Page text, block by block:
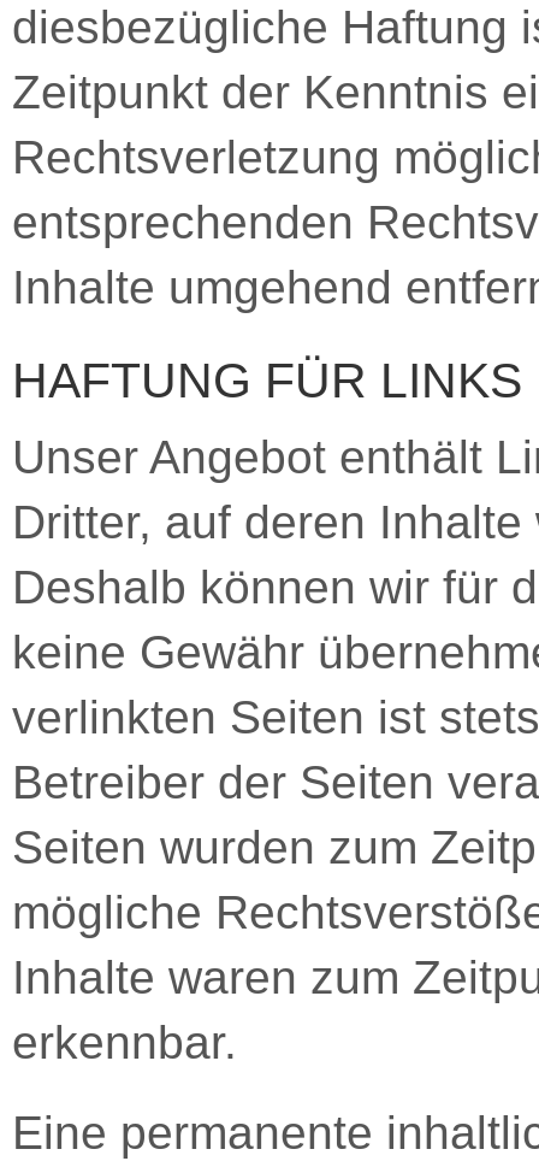
diesbezügliche Haftung
Zeitpunkt der Kenntnis
Rechtsverletzung
entsprechenden
Inhalte umgehend
HAFTUNG FÜR LINKS
Unser Angebot enthält
Dritter, auf deren
Deshalb können wir für
keine Gewähr
verlinkten Seiten ist
Betreiber der Seiten
Seiten wurden zum
mögliche
Inhalte waren zum
erkennbar.
Eine permanente